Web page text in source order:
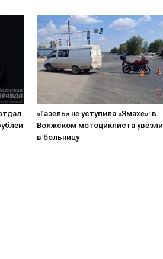
«Газель» не уступила «Ямахе»: в
Волжском мотоциклиста увезли
в больницу